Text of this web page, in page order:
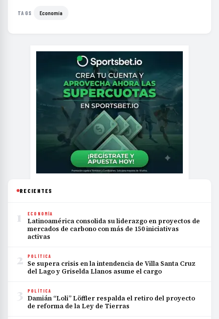
TAGS Economía
RECIENTES
1 ECONOMÍA
Latinoamérica consolida su liderazgo en proyectos de
mercados de carbono con más de 150 iniciativas
activas
2 POLÍTICA
Se supera crisis en la intendencia de Villa Santa Cruz
del Lago y Griselda Llanos asume el cargo
3 POLÍTICA
Damián “Loli” Löffler respalda el retiro del proyecto
de reforma de la Ley de Tierras